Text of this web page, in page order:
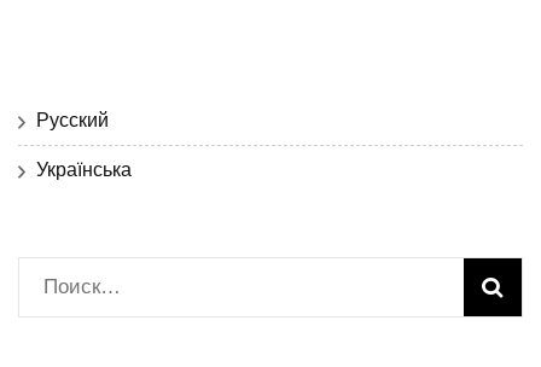
Русский
Українська
Найти: